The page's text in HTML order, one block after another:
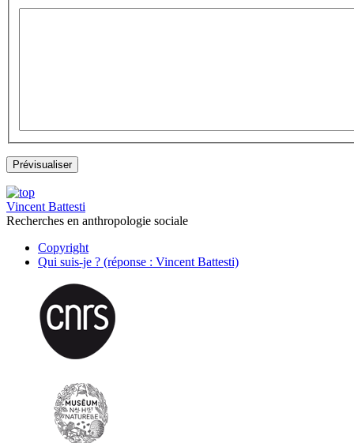
Vincent Battesti
Recherches en anthropologie sociale
Copyright
Qui suis-je ? (réponse : Vincent Battesti)